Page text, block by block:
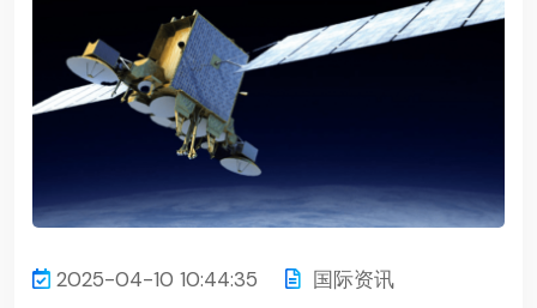
2025-04-10 10:44:35
国际资讯